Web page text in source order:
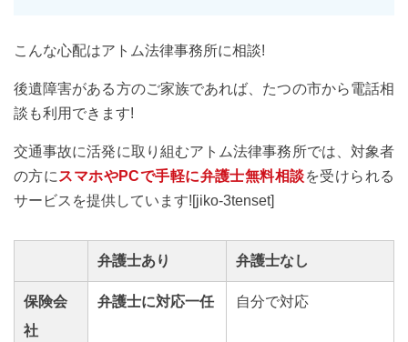
こんな心配はアトム法律事務所に相談!
後遺障害がある方のご家族であれば、たつの市から電話相
談も利用できます!
交通事故に活発に取り組むアトム法律事務所では、対象者
の方に スマホやPCで手軽に弁護士無料相談を受けられる
サービスを提供しています![jiko-3tenset]
弁護士あり 弁護士なし
保険会
社
弁護士に対応一任 自分で対応